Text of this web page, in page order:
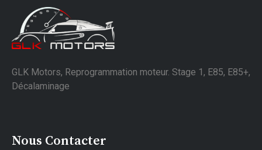
GLK Motors, Reprogrammation moteur. Stage 1, E85, E85+,
Décalaminage
Nous Contacter